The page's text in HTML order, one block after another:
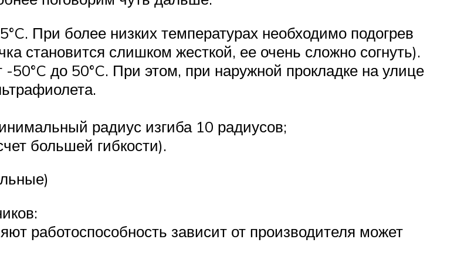
При более низких температурах необходимо подогрев
становится слишком жесткой, ее очень сложно согнуть).
до 50°C. При этом, при наружной прокладке на улице
радиус изгиба 10 радиусов;
большей гибкости).
работоспособность зависит от производителя может